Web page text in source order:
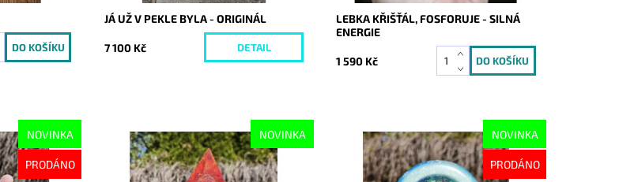
JÁ UŽ V PEKLE BYLA - ORIGINÁL
7 100 Kč DETAIL
LEBKA KŘIŠŤÁL, FOSFORUJE - SILNÁ
ENERGIE
1 590 Kč
NOVINKA
PRODÁNO
NOVINKA
Dostupnost:
Skladem
10647
NOVINKA
PRODÁNO
Dostupnost:
Vyprodáno
10646